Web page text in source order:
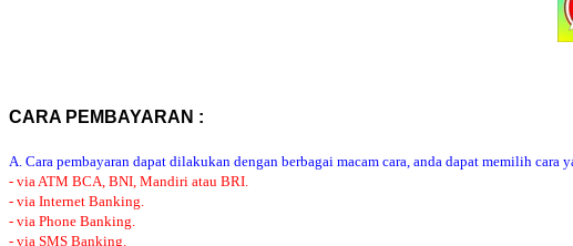
CARA PEMBAYARAN :
A. Cara pembayaran dapat dilakukan dengan berbagai macam cara, anda dapat memilih
- via ATM BCA, BNI, Mandiri atau BRI.
- via Internet Banking.
- via Phone Banking.
- via SMS Banking.